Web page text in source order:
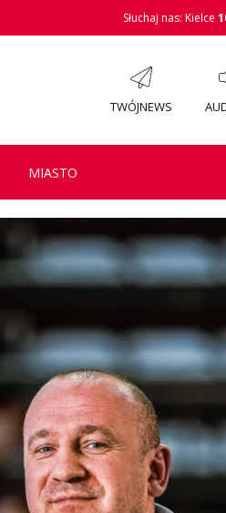
Słuchaj nas: Kielce
TWÓJNEWS
MIASTO